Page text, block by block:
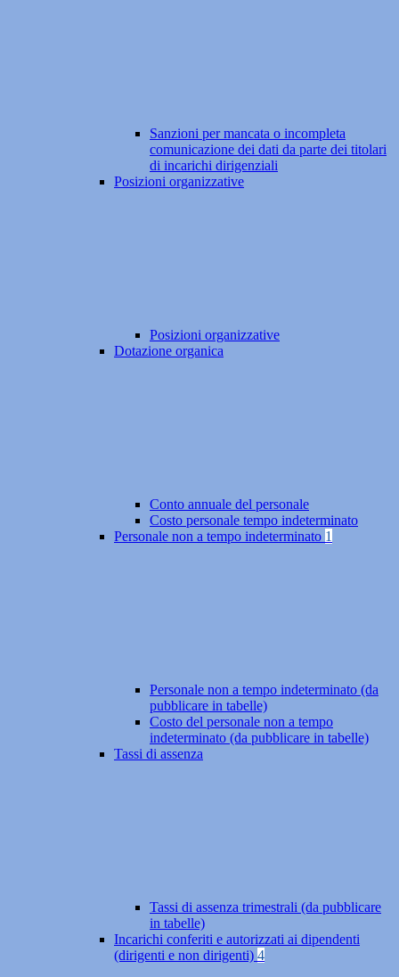
Sanzioni per mancata o incompleta
comunicazione dei dati da parte dei titolari
di incarichi dirigenziali
Posizioni organizzative
Posizioni organizzative
Dotazione organica
Conto annuale del personale
Costo personale tempo indeterminato
Personale non a tempo indeterminato 1
Personale non a tempo indeterminato (da
pubblicare in tabelle)
Costo del personale non a tempo
indeterminato (da pubblicare in tabelle)
Tassi di assenza
Tassi di assenza trimestrali (da pubblicare
in tabelle)
Incarichi conferiti e autorizzati ai dipendenti
(dirigenti e non dirigenti) 4